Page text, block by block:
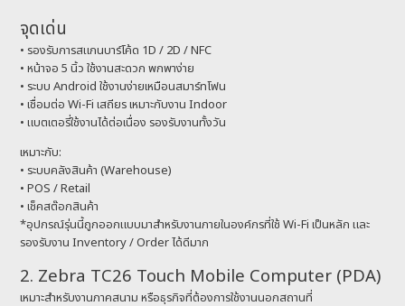
จุดเด่น
• รองรับการสแกนบาร์โค้ด 1D / 2D / NFC
• หน้าจอ 5 นิ้ว ใช้งานสะดวก พกพาง่าย
• ระบบ Android ใช้งานง่ายเหมือนสมาร์ทโฟน
• เชื่อมต่อ Wi-Fi เสถียร เหมาะกับงาน Indoor
• แบตเตอรี่ใช้งานได้ต่อเนื่อง รองรับงานทั้งวัน
เหมาะกับ:
• ระบบคลังสินค้า (Warehouse)
• POS / Retail
• เช็คสต๊อกสินค้า
*อุปกรณ์รุ่นนี้ถูกออกแบบมาสำหรับงานภายในองค์กรที่ใช้ Wi-Fi เป็นหลัก และ
รองรับงาน Inventory / Order ได้ดีมาก
2. Zebra TC26 Touch Mobile Computer (PDA)
เหมาะสำหรับงานภาคสนาม หรือธุรกิจที่ต้องการใช้งานนอกสถานที่